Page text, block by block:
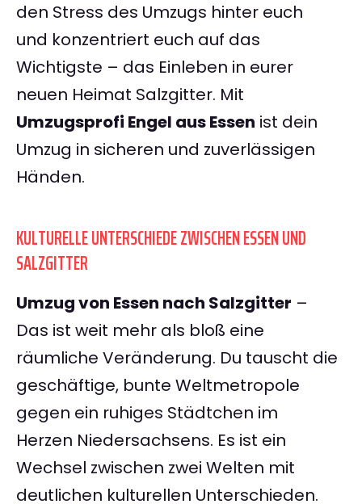
den Stress des Umzugs hinter euch
und konzentriert euch auf das
Wichtigste – das Einleben in eurer
neuen Heimat Salzgitter. Mit
Umzugsprofi Engel aus Essen ist dein
Umzug in sicheren und zuverlässigen
Händen.
KULTURELLE UNTERSCHIEDE ZWISCHEN ESSEN UND
SALZGITTER
Umzug von Essen nach Salzgitter –
Das ist weit mehr als bloß eine
räumliche Veränderung. Du tauscht die
geschäftige, bunte Weltmetropole
gegen ein ruhiges Städtchen im
Herzen Niedersachsens. Es ist ein
Wechsel zwischen zwei Welten mit
deutlichen kulturellen Unterschieden.